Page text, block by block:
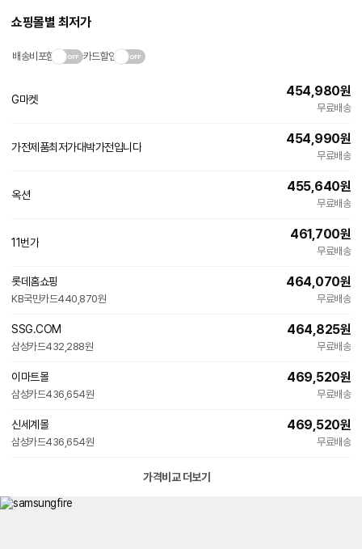
쇼핑몰별 최저가
배송비포함 카드할인
G마켓
454,980원
무료배송
가전제품최저가대박가전입니다
454,990원
무료배송
옥션
455,640원
무료배송
11번가
461,700원
무료배송
롯데홈쇼핑
KB국민카드440,870원
464,070원
무료배송
SSG.COM
삼성카드432,288원
464,825원
무료배송
이마트몰
삼성카드436,654원
469,520원
무료배송
신세계몰
삼성카드436,654원
469,520원
무료배송
가격비교 더보기